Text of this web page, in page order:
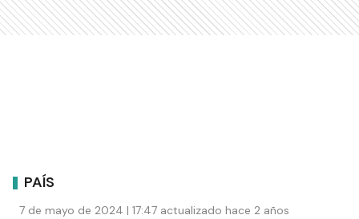
PAÍS
7 de mayo de 2024 | 17:47 actualizado hace 2 años